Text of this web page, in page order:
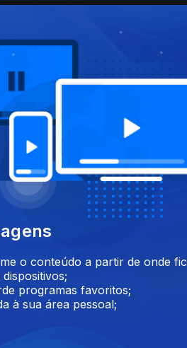
com José Manuel Almeida,
da Prevenção de Quedas, a 24 de
é o convidado do A Saúde na
com José Manuel Almeida,
é o tema que o Enfermeiro-Gestor
Mundial da Prevenção de Quedas,
com José Manuel Almeida,
na Ponta da Língua, o Enfermeiro-
assinala-se o Dia Mundial da
o conteúdo a partir de onde
dispositivos;
programas favoritos;
à sua área pessoal;